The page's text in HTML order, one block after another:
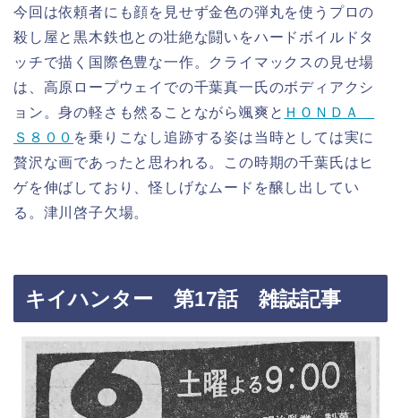
今回は依頼者にも顔を見せず金色の弾丸を使うプロの
殺し屋と黒木鉄也との壮絶な闘いをハードボイルドタ
ッチで描く国際色豊な一作。クライマックスの見せ場
は、高原ロープウェイでの千葉真一氏のボディアクシ
ョン。身の軽さも然ることながら颯爽と ＨＯＮＤＡ
Ｓ８００ を乗りこなし追跡する姿は当時としては実に
贅沢な画であったと思われる。この時期の千葉氏はヒ
ゲを伸ばしており、怪しげなムードを醸し出してい
る。津川啓子欠場。
キイハンター 第17話 雑誌記事